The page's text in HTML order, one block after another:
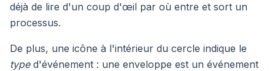
déjà de lire d'un coup d'œil par où entre et sort un
processus.
De plus, une icône à l'intérieur du cercle indique le
typed'événement : une enveloppe est un événement